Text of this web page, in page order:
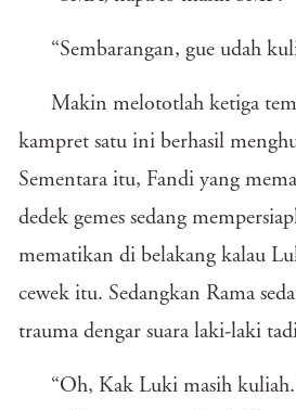
“Sembarangan, gue udah
Makin melototlah ketiga
kampret satu ini berhasil
Sementara itu, Fandi yang
dedek gemes sedang
mematikan di belakang kalau
cewek itu. Sedangkan Rama
trauma dengar suara laki-laki
“Oh, Kak Luki masih